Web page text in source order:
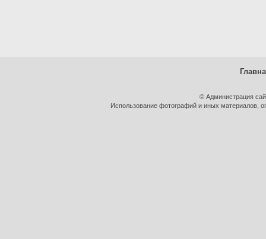
© Администрация
Использование фотографий и иных материалов,